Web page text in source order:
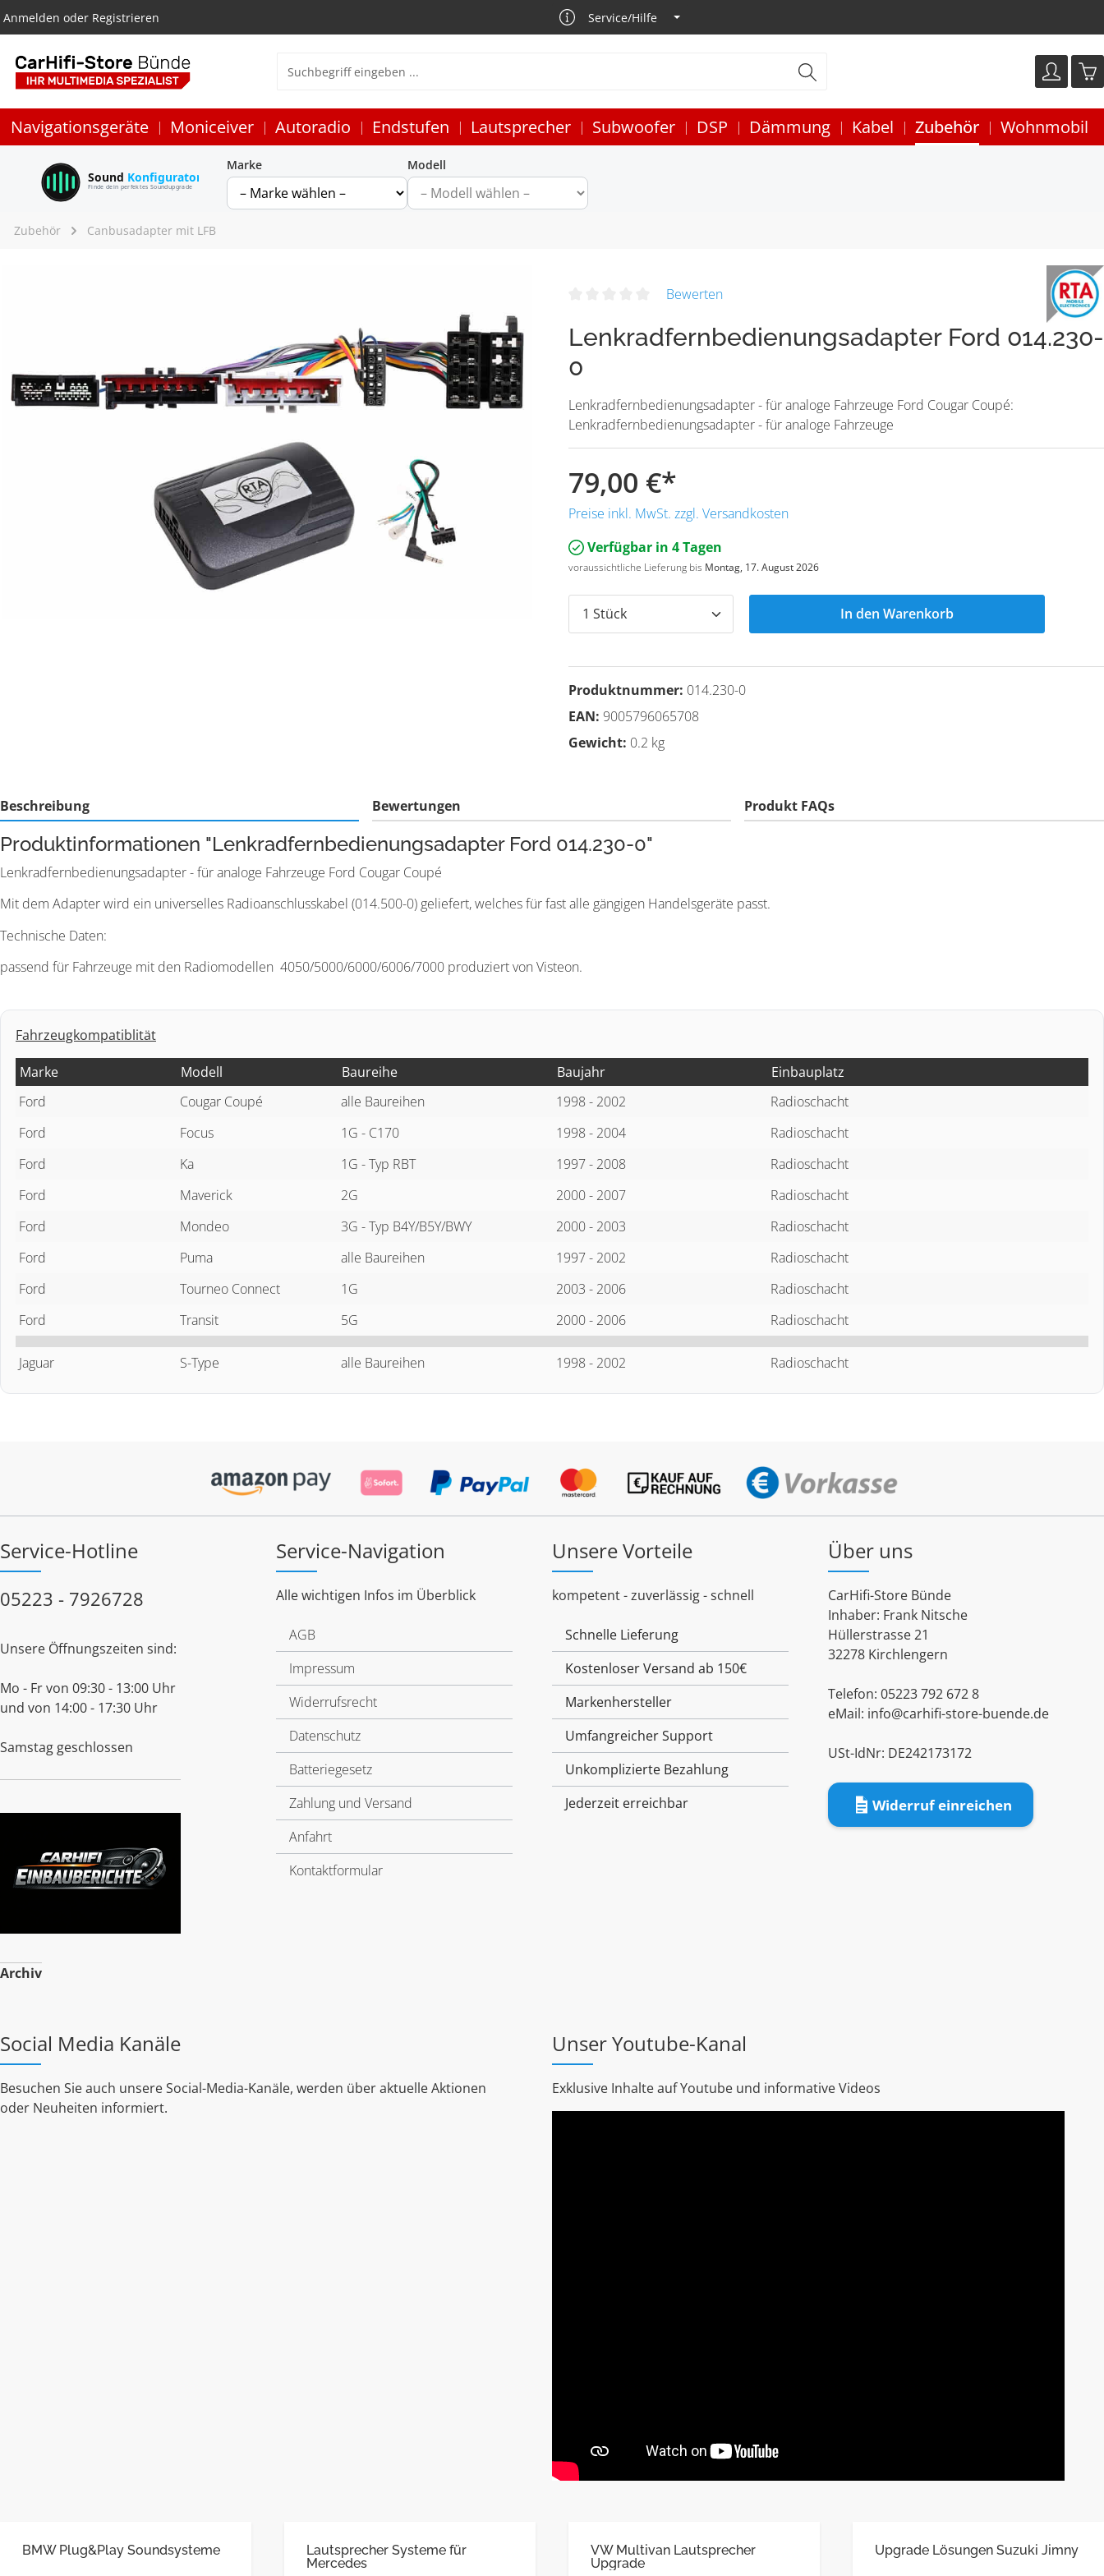
Anmelden oder Registrieren Service/Hilfe
Navigationsgeräte Moniceiver Autoradio Endstufen Lautsprecher Subwoofer DSP Dämmung Kabel Zubehör Wohnmobil
Sound Konfigurator
Finde dein perfektes Soundupgrade
Marke Modell
Zubehör Canbusadapter mit LFB
Bewerten
Lenkradfernbedienungsadapter Ford 014.230-
0
Lenkradfernbedienungsadapter - für analoge Fahrzeuge Ford Cougar Coupé:
Lenkradfernbedienungsadapter - für analoge Fahrzeuge
79,00 €*
Preise inkl. MwSt. zzgl. Versandkosten
Verfügbar in 4 Tagen
voraussichtliche Lieferung bis Montag, 17. August 2026
In den Warenkorb
Produktnummer: 014.230-0
EAN: 9005796065708
Gewicht: 0.2 kg
Beschreibung Bewertungen Produkt FAQs
Produktinformationen "Lenkradfernbedienungsadapter Ford 014.230-0"
Lenkradfernbedienungsadapter - für analoge Fahrzeuge Ford Cougar Coupé
Mit dem Adapter wird ein universelles Radioanschlusskabel (014.500-0) geliefert, welches für fast alle gängigen Handelsgeräte passt.
Technische Daten:
passend für Fahrzeuge mit den Radiomodellen 4050/5000/6000/6006/7000 produziert von Visteon.
Fahrzeugkompatiblität
Marke Modell Baureihe Baujahr
Einbauplatz
Ford
Cougar Coupé alle Baureihen 1998 - 2002
Radioschacht
Ford
Focus 1G - C170 1998 - 2004
Radioschacht
Ford
Ka 1G - Typ RBT 1997 - 2008
Radioschacht
Ford
Maverick 2G 2000 - 2007
Radioschacht
Ford
Mondeo 3G - Typ B4Y/B5Y/BWY 2000 - 2003
Radioschacht
Ford
Puma alle Baureihen 1997 - 2002
Radioschacht
Ford
Tourneo Connect 1G 2003 - 2006
Radioschacht
Ford
Transit 5G 2000 - 2006 Radioschacht
Jaguar S-Type alle Baureihen 1998 - 2002 Radioschacht
Service-Hotline
05223 - 7926728
Unsere Öffnungszeiten sind:
Mo - Fr von 09:30 - 13:00 Uhr
und von 14:00 - 17:30 Uhr
Samstag geschlossen
Archiv
Service-Navigation
Alle wichtigen Infos im Überblick
AGB
Impressum
Widerrufsrecht
Datenschutz
Batteriegesetz
Zahlung und Versand
Anfahrt
Kontaktformular
Unsere Vorteile
kompetent - zuverlässig - schnell
Schnelle Lieferung
Kostenloser Versand ab 150€
Markenhersteller
Umfangreicher Support
Unkomplizierte Bezahlung
Jederzeit erreichbar
Über uns
CarHifi-Store Bünde
Inhaber: Frank Nitsche
Hüllerstrasse 21
32278 Kirchlengern
Telefon: 05223 792 672 8
eMail: info@carhifi-store-buende.de
USt-IdNr: DE242173172
Widerruf einreichen
Social Media Kanäle
Besuchen Sie auch unsere Social-Media-Kanäle, werden über aktuelle Aktionen
oder Neuheiten informiert.
Unser Youtube-Kanal
Exklusive Inhalte auf Youtube und informative Videos
BMW Plug&Play Soundsysteme
Lautsprecher Systeme für
Mercedes
VW Multivan Lautsprecher
Upgrade
Upgrade Lösungen Suzuki Jimny